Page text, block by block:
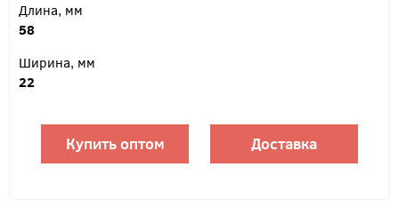
Длина, мм
58
Ширина, мм
22
Купить оптом Доставка